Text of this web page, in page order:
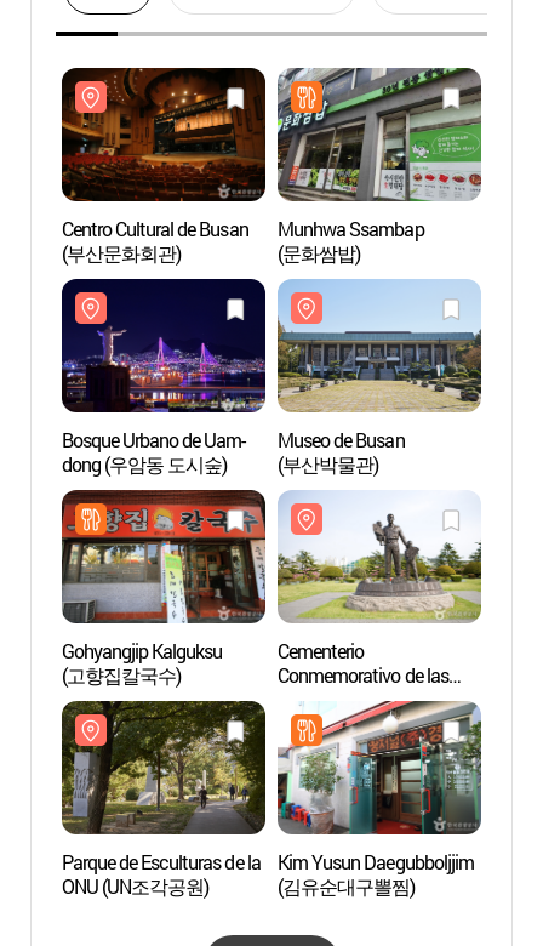
Centro Cultural de Busan
(부산문화회관)
Munhwa Ssambap
(문화쌈밥)
Bosque Urbano de Uam-
dong (우암동 도시숲)
Museo de Busan
(부산박물관)
Gohyangjip Kalguksu
(고향집칼국수)
Cementerio
Conmemorativo de las
Naciones Unidas en Corea
(재한유엔기념공원)
Parque de Esculturas de la
ONU (UN조각공원)
Kim Yusun Daegubboljjim
(김유순대구뽈찜)